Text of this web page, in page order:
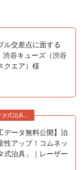
ル交差点に面する
渋谷キューズ（渋谷
クエア）様
式治具」
データ無料公開】治
性アップ！コムネッ
式治具」｜レーザー